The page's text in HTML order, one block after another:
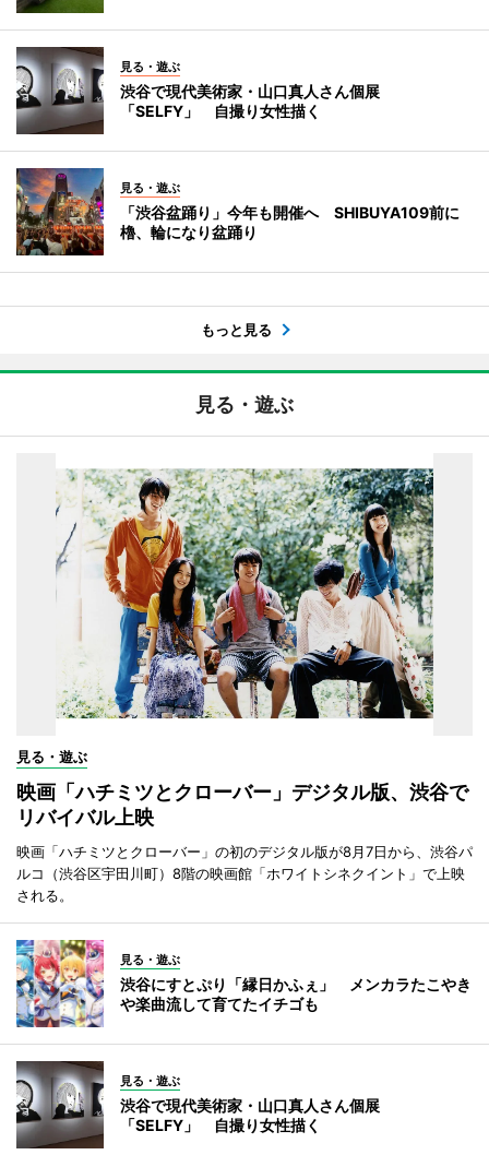
見る・遊ぶ
渋谷で現代美術家・山口真人さん個展
「SELFY」 自撮り女性描く
見る・遊ぶ
「渋谷盆踊り」今年も開催へ SHIBUYA109前に
櫓、輪になり盆踊り
もっと見る
見る・遊ぶ
見る・遊ぶ
映画「ハチミツとクローバー」デジタル版、渋谷で
リバイバル上映
映画「ハチミツとクローバー」の初のデジタル版が8月7日から、渋谷パ
ルコ（渋谷区宇田川町）8階の映画館「ホワイトシネクイント」で上映
される。
見る・遊ぶ
渋谷にすとぷり「縁日かふぇ」 メンカラたこやき
や楽曲流して育てたイチゴも
見る・遊ぶ
渋谷で現代美術家・山口真人さん個展
「SELFY」 自撮り女性描く